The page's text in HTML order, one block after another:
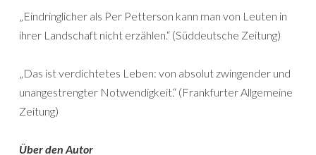
„Eindringlicher als Per Petterson kann man von Leuten in
ihrer Landschaft nicht erzählen.“ (Süddeutsche Zeitung)
„Das ist verdichtetes Leben: von absolut zwingender und
unangestrengter Notwendigkeit.“ (Frankfurter Allgemeine
Zeitung)
Über den Autor